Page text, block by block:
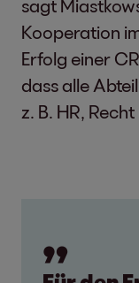
sagt
Kooperation
Erfolg einer
dass alle
z. B. HR,